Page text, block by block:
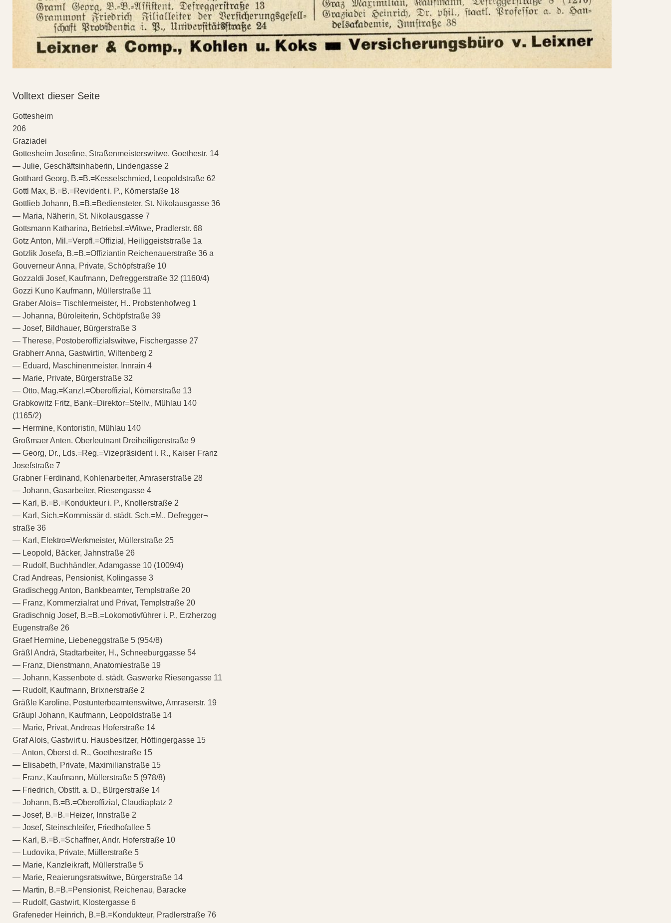
Volltext dieser Seite
Gottesheim
206
Graziadei
Gottesheim Josefine, Straßenmeisterswitwe, Goethestr. 14
— Julie, Geschäftsinhaberin, Lindengasse 2
Gotthard Georg, B.=B.=Kesselschmied, Leopoldstraße 62
Gottl Max, B.=B.=Revident i. P., Körnerstaße 18
Gottlieb Johann, B.=B.=Bediensteter, St. Nikolausgasse 36
— Maria, Näherin, St. Nikolausgasse 7
Gottsmann Katharina, Betriebsl.=Witwe, Pradlerstr. 68
Gotz Anton, Mil.=Verpfl.=Offizial, Heiliggeiststrraße 1a
Gotzlik Josefa, B.=B.=Offiziantin Reichenauerstraße 36 a
Gouverneur Anna, Private, Schöpfstraße 10
Gozzaldi Josef, Kaufmann, Defreggerstraße 32 (1160/4)
Gozzi Kuno Kaufmann, Müllerstraße 11
Graber Alois= Tischlermeister, H.. Probstenhofweg 1
— Johanna, Büroleiterin, Schöpfstraße 39
— Josef, Bildhauer, Bürgerstraße 3
— Therese, Postoberoffizialswitwe, Fischergasse 27
Grabherr Anna, Gastwirtin, Wiltenberg 2
— Eduard, Maschinenmeister, Innrain 4
— Marie, Private, Bürgerstraße 32
— Otto, Mag.=Kanzl.=Oberoffizial, Körnerstraße 13
Grabkowitz Fritz, Bank=Direktor=Stellv., Mühlau 140
(1165/2)
— Hermine, Kontoristin, Mühlau 140
Großmaer Anten. Oberleutnant Dreiheiligenstraße 9
— Georg, Dr., Lds.=Reg.=Vizepräsident i. R., Kaiser Franz
Josefstraße 7
Grabner Ferdinand, Kohlenarbeiter, Amraserstraße 28
— Johann, Gasarbeiter, Riesengasse 4
— Karl, B.=B.=Kondukteur i. P., Knollerstraße 2
— Karl, Sich.=Kommissär d. städt. Sch.=M., Defregger¬
straße 36
— Karl, Elektro=Werkmeister, Müllerstraße 25
— Leopold, Bäcker, Jahnstraße 26
— Rudolf, Buchhändler, Adamgasse 10 (1009/4)
Crad Andreas, Pensionist, Kolingasse 3
Gradischegg Anton, Bankbeamter, Templstraße 20
— Franz, Kommerzialrat und Privat, Templstraße 20
Gradischnig Josef, B.=B.=Lokomotivführer i. P., Erzherzog
Eugenstraße 26
Graef Hermine, Liebeneggstraße 5 (954/8)
Gräßl Andrä, Stadtarbeiter, H., Schneeburggasse 54
— Franz, Dienstmann, Anatomiestraße 19
— Johann, Kassenbote d. städt. Gaswerke Riesengasse 11
— Rudolf, Kaufmann, Brixnerstraße 2
Gräßle Karoline, Postunterbeamtenswitwe, Amraserstr. 19
Gräupl Johann, Kaufmann, Leopoldstraße 14
— Marie, Privat, Andreas Hoferstraße 14
Graf Alois, Gastwirt u. Hausbesitzer, Höttingergasse 15
— Anton, Oberst d. R., Goethestraße 15
— Elisabeth, Private, Maximilianstraße 15
— Franz, Kaufmann, Müllerstraße 5 (978/8)
— Friedrich, Obstlt. a. D., Bürgerstraße 14
— Johann, B.=B.=Oberoffizial, Claudiaplatz 2
— Josef, B.=B.=Heizer, Innstraße 2
— Josef, Steinschleifer, Friedhofallee 5
— Karl, B.=B.=Schaffner, Andr. Hoferstraße 10
— Ludovika, Private, Müllerstraße 5
— Marie, Kanzleikraft, Müllerstraße 5
— Marie, Reaierungsratswitwe, Bürgerstraße 14
— Martin, B.=B.=Pensionist, Reichenau, Baracke
— Rudolf, Gastwirt, Klostergasse 6
Grafeneder Heinrich, B.=B.=Kondukteur, Pradlerstraße 76